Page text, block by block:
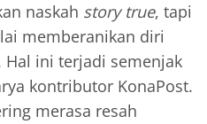
naskah story true, tapi
memberanikan diri
ini terjadi semenjak
kontributor KonaPost.
merasa resah